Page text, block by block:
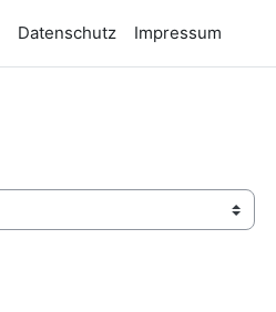
Datenschutz Impressum